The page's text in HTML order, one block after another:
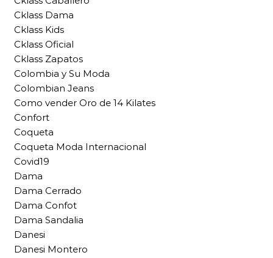
Cklass Dama
Cklass Kids
Cklass Oficial
Cklass Zapatos
Colombia y Su Moda
Colombian Jeans
Como vender Oro de 14 Kilates
Confort
Coqueta
Coqueta Moda Internacional
Covid19
Dama
Dama Cerrado
Dama Confot
Dama Sandalia
Danesi
Danesi Montero